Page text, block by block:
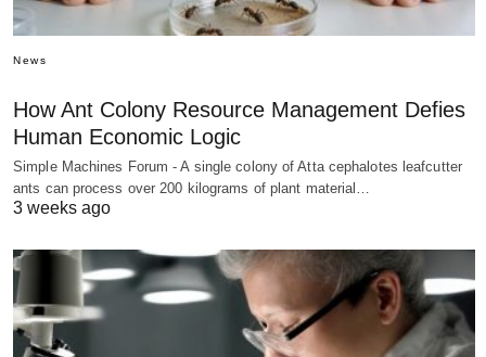
News
How Ant Colony Resource Management Defies
Human Economic Logic
Simple Machines Forum - A single colony of Atta cephalotes leafcutter
ants can process over 200 kilograms of plant material…
3 weeks ago